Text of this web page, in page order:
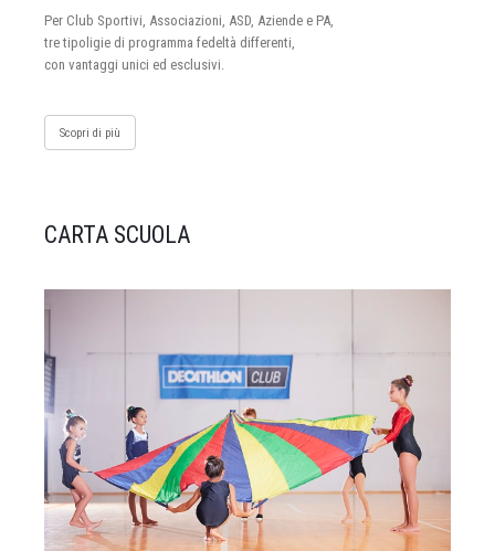
Per Club Sportivi, Associazioni, ASD, Aziende e PA,
tre tipoligie di programma fedeltà differenti,
con vantaggi unici ed esclusivi.
Scopri di più
CARTA SCUOLA